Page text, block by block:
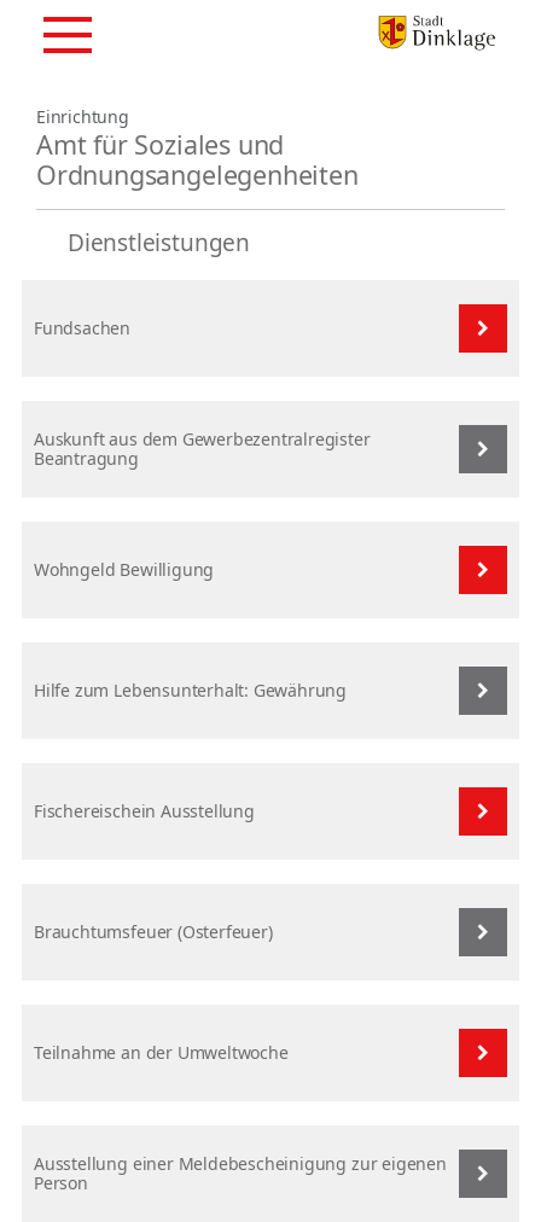
Einrichtung
Amt für Soziales und
Ordnungsangelegenheiten
Dienstleistungen
Fundsachen
Auskunft aus dem Gewerbezentralregister
Beantragung
Wohngeld Bewilligung
Hilfe zum Lebensunterhalt: Gewährung
Fischereischein Ausstellung
Brauchtumsfeuer (Osterfeuer)
Teilnahme an der Umweltwoche
Ausstellung einer Meldebescheinigung zur eigenen
Person